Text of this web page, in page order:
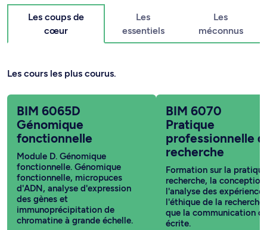
Les coups de
cœur
Les
essentiels
Les
méconnus
Les cours les plus courus.
BIM 6065D
Génomique
fonctionnelle
Module D. Génomique
fonctionnelle. Génomique
fonctionnelle, micropuces
d'ADN, analyse d'expression
des gènes et
immunoprécipitation de
chromatine à grande échelle.
BIM 6070
Pratique
professionnelle
recherche
Formation sur la
recherche, la
l'analyse des
l'éthique de la recherche
que la communication
écrite.